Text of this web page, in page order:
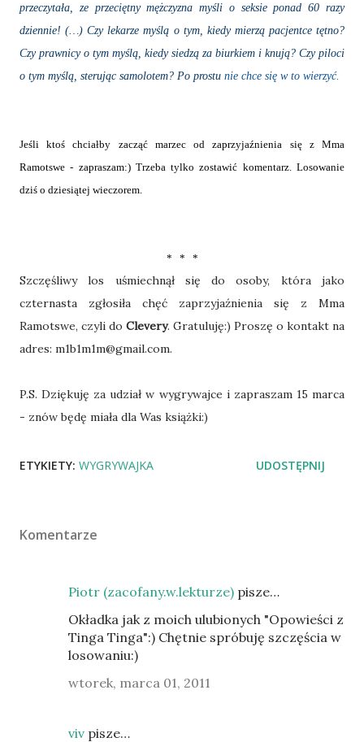
przeczytała, ze przeciętny mężczyzna myśli o seksie ponad 60 razy
dziennie! (…) Czy lekarze myślą o tym, kiedy mierzą pacjentce tętno?
Czy prawnicy o tym myślą, kiedy siedzą za biurkiem i knują? Czy piloci
o tym myślą, sterując samolotem? Po prostu nie chce się w to wierzyć.
Jeśli ktoś chciałby zacząć marzec od zaprzyjaźnienia się z Mma
Ramotswe - zapraszam:) Trzeba tylko zostawić komentarz. Losowanie
dziś o dziesiątej wieczorem.
* * *
Szczęśliwy los uśmiechnął się do osoby, która jako
czternasta zgłosiła chęć zaprzyjaźnienia się z Mma
Ramotswe, czyli do Clevery. Gratuluję:) Proszę o kontakt na
adres: m1b1m1m@gmail.com.
P.S. Dziękuję za udział w wygrywajce i zapraszam 15 marca
- znów będę miała dla Was książki:)
ETYKIETY: WYGRYWAJKA UDOSTĘPNIJ
Komentarze
Piotr (zacofany.w.lekturze) pisze…
Okładka jak z moich ulubionych "Opowieści z
Tinga Tinga":) Chętnie spróbuję szczęścia w
losowaniu:)
wtorek, marca 01, 2011
viv pisze…